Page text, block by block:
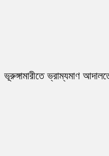
ভূরুঙ্গামারীতে ভ্রাম্যমাণ